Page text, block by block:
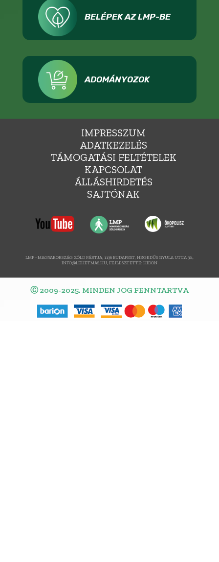
BELÉPEK AZ LMP-BE
ADOMÁNYOZOK
IMPRESSZUM
ADATKEZELÉS
TÁMOGATÁSI FELTÉTELEK
KAPCSOLAT
ÁLLÁSHIRDETÉS
SAJTÓNAK
LMP - MAGYARORSZÁG ZÖLD PÁRTJA, 1136 BUDAPEST, HEGEDŰS GYULA UTCA 36.,
INFO@LEHETMAS.HU, FEJLESZTETTE:HIDON
Ⓒ 2009-2025. MINDEN JOG FENNTARTVA